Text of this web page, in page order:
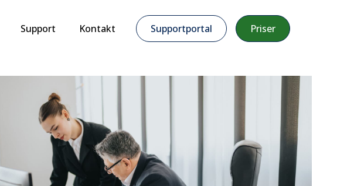
Support Kontakt Supportportal Priser